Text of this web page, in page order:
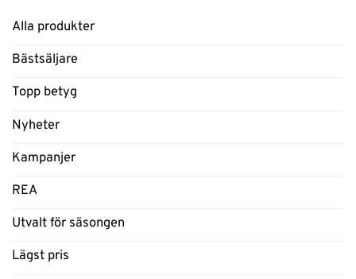
Alla produkter
Bästsäljare
Topp betyg
Nyheter
Kampanjer
REA
Utvalt för säsongen
Lägst pris